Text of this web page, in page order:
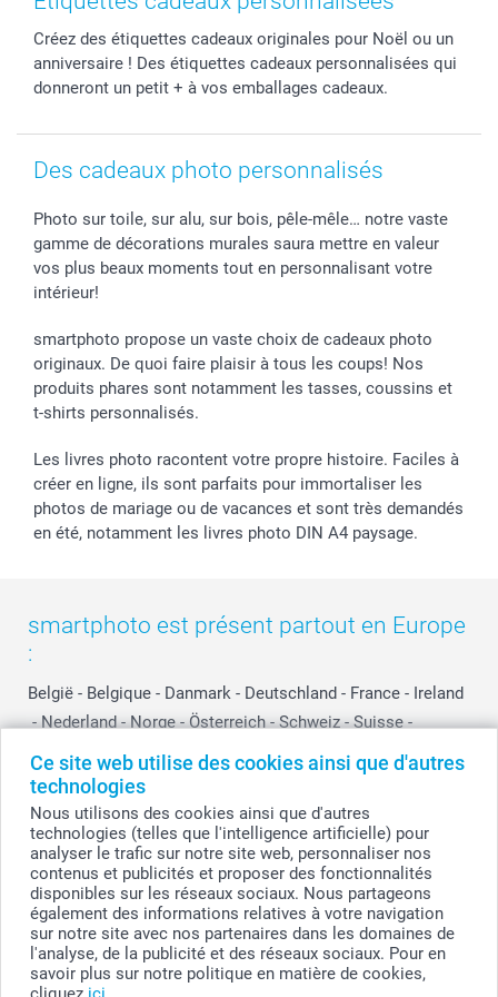
Ce site web utilise des cookies ainsi que d'autres
technologies
Nous utilisons des cookies ainsi que d'autres
technologies (telles que l'intelligence artificielle) pour
analyser le trafic sur notre site web, personnaliser nos
contenus et publicités et proposer des fonctionnalités
disponibles sur les réseaux sociaux. Nous partageons
également des informations relatives à votre navigation
sur notre site avec nos partenaires dans les domaines de
l'analyse, de la publicité et des réseaux sociaux. Pour en
savoir plus sur notre politique en matière de cookies,
Calendrier photos & Agendas photo
Stickers & Etiquettes
Chèque Cadeau
Presse
Affiliation
Investor Relations
Droit de rétractation
Fête des Pères
Confirmation ou communion
Mariage
Collection naissance
Tous les évènements
Livraison
Livraison en 48 heures
Modes de Paiement
Plan du site
Statut de ma commande
smartgarantie
smartbonus
Créez des étiquettes cadeaux originales pour Noël ou un
anniversaire ! Des étiquettes cadeaux personnalisées qui
donneront un petit + à vos emballages cadeaux.
Des cadeaux photo personnalisés
Photo sur toile, sur alu, sur bois, pêle-mêle… notre vaste
gamme de décorations murales saura mettre en valeur
vos plus beaux moments tout en personnalisant votre
intérieur!
smartphoto propose un vaste choix de cadeaux photo
originaux. De quoi faire plaisir à tous les coups! Nos
produits phares sont notamment les tasses, coussins et
t-shirts personnalisés.
Les livres photo racontent votre propre histoire. Faciles à
créer en ligne, ils sont parfaits pour immortaliser les
photos de mariage ou de vacances et sont très demandés
en été, notamment les livres photo DIN A4 paysage.
smartphoto est présent partout en Europe
:
België - Belgique - Danmark - Deutschland - France - Ireland
- Nederland - Norge - Österreich - Schweiz - Suisse -
Switzerland
Suomi Sverige United Kingdom
Other Countries
© smartphoto group. Tous droits réservés
Tous les prix sont en francs suisses (CHF), TVA incluse et hors frais de port.